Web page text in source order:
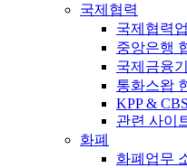
국제협력
국제협력
중앙은행
국제금융
통화스왑
KPP &
관련 사이
화폐
화폐업무